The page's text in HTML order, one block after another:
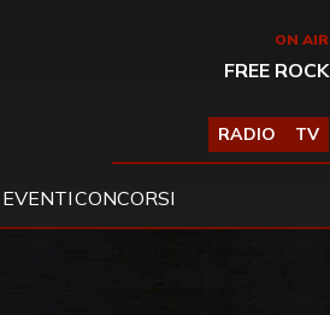
ON AIR
FREE ROCK
RADIO TV
EVENTICONCORSI